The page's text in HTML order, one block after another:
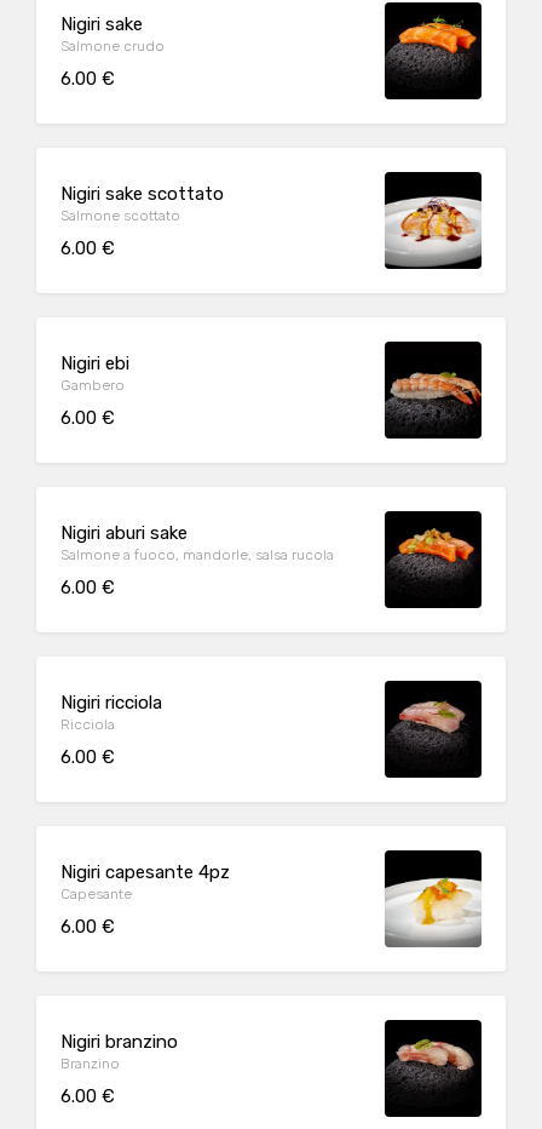
Nigiri sake
Salmone crudo
6.00 €
Nigiri sake scottato
Salmone scottato
6.00 €
Nigiri ebi
Gambero
6.00 €
Nigiri aburi sake
Salmone a fuoco, mandorle, salsa rucola
6.00 €
Nigiri ricciola
Ricciola
6.00 €
Nigiri capesante 4pz
Capesante
6.00 €
Nigiri branzino
Branzino
6.00 €